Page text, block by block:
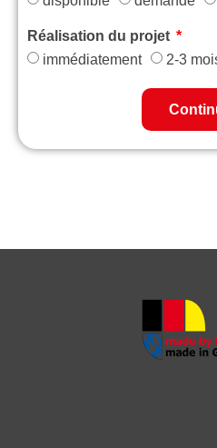
Réalisation du projet
immédiatement
2-3